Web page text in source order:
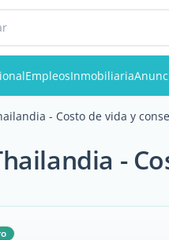
EmpleosInmobiliaria
- Costo de vida y
-